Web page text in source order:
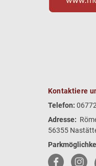
Kontaktiere
Telefon:
Adresse:
56355